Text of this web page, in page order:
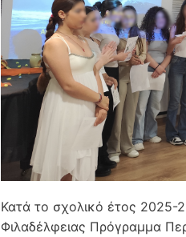
Κατά το σχολικό έτος 2025-
Φιλαδέλφειας Πρόγραμμα